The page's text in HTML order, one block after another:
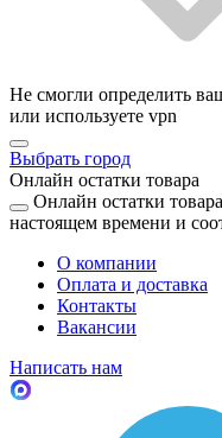
Не смогли определить
или используете vpn
Выбрать город
Онлайн остатки товара
Онлайн остатки
настоящем времени и
О компании
Оплата и доставка
Контакты
Вакансии
Написать нам